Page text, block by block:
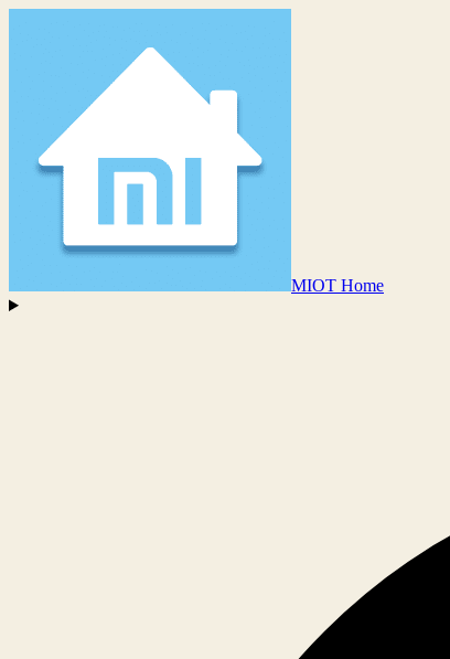
MIOT Home